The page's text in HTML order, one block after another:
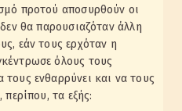
προτού αποσυρθούν οι
δεν θα παρουσιαζόταν άλλη
εάν τους ερχόταν η
όλους τους
τους ενθαρρύνει και να τους
περίπου, τα εξής: